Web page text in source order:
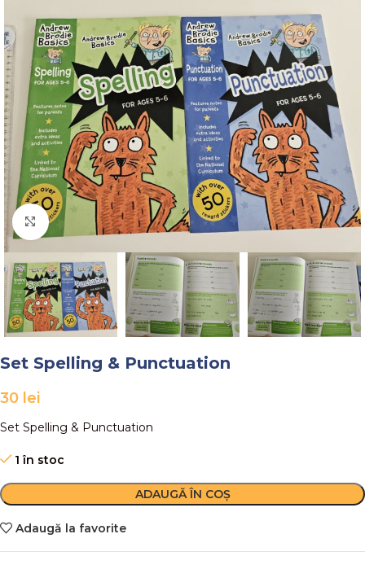
Faceți click pentru a mări
Set Spelling & Punctuation
30 lei
Set Spelling & Punctuation
1 în stoc
ADAUGĂ ÎN COȘ
Adaugă la favorite